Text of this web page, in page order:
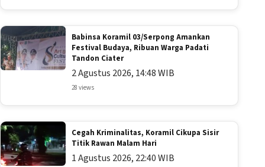
Babinsa Koramil 03/Serpong Amankan
Festival Budaya, Ribuan Warga Padati
Tandon Ciater
2 Agustus 2026, 14:48 WIB
28 views
Cegah Kriminalitas, Koramil Cikupa Sisir
Titik Rawan Malam Hari
1 Agustus 2026, 22:40 WIB